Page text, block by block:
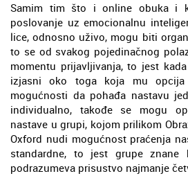
Samim tim što i online obuka i
poslovanje uz emocionalnu
lice, odnosno uživo, mogu biti
to se od svakog pojedinačnog
momentu prijavljivanja, to jest
izjasni oko toga koja mu opcija
mogućnosti da pohađa nastavu
individualno, takođe se mogu
nastave u grupi, kojom prilikom
Oxford nudi mogućnost praćenja
standardne, to jest grupe
podrazumeva prisustvo najmanje